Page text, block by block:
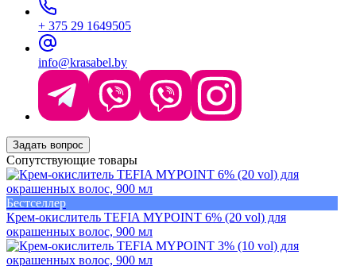
+ 375 29 1649505
info@krasabel.by
Задать вопрос
Сопутствующие товары
Бестселлер
Крем-окислитель TEFIA MYPOINT 6% (20 vol) для
окрашенных волос, 900 мл